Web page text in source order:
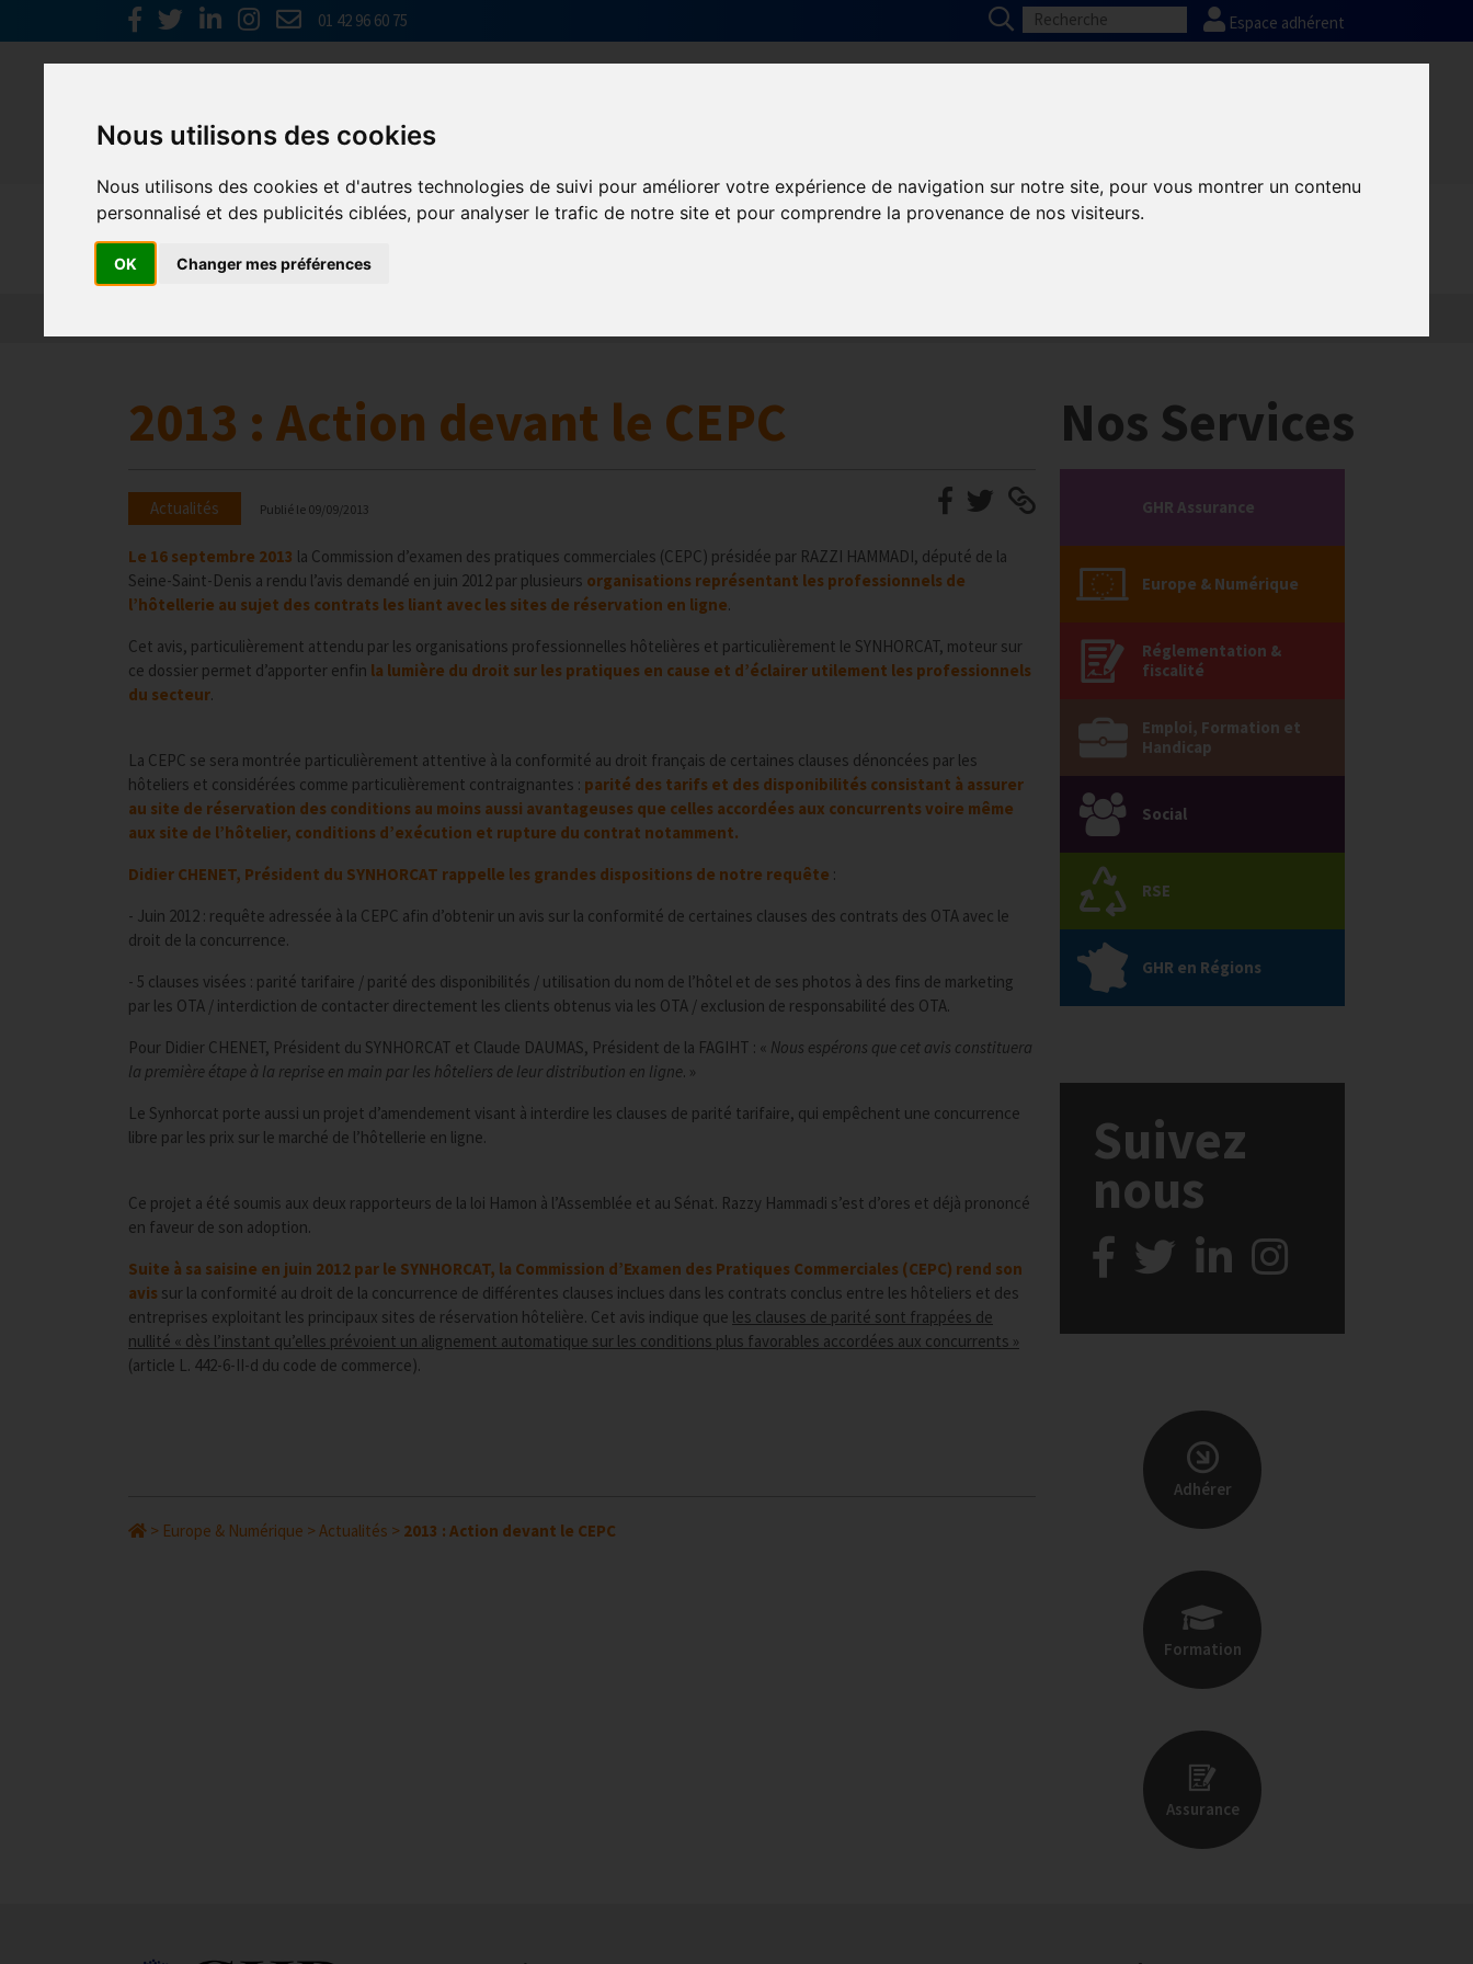
Nous utilisons des cookies
Nous utilisons des cookies et d'autres technologies de suivi pour améliorer votre expérience de navigation sur notre site, pour vous montrer un contenu
personnalisé et des publicités ciblées, pour analyser le trafic de notre site et pour comprendre la provenance de nos visiteurs.
OK Changer mes préférences
01 42 96 60 75 Espace adhérent
Europe & Numérique
2013 : Action devant le CEPC
Actualités Publié le 09/09/2013
Le 16 septembre 2013 la Commission d’examen des pratiques commerciales (CEPC) présidée par RAZZI HAMMADI, député de la
Seine-Saint-Denis a rendu l’avis demandé en juin 2012 par plusieurs organisations représentant les professionnels de
l’hôtellerie au sujet des contrats les liant avec les sites de réservation en ligne.
Cet avis, particulièrement attendu par les organisations professionnelles hôtelières et particulièrement le SYNHORCAT, moteur sur
ce dossier permet d’apporter enfin la lumière du droit sur les pratiques en cause et d’éclairer utilement les professionnels
du secteur.
La CEPC se sera montrée particulièrement attentive à la conformité au droit français de certaines clauses dénoncées par les
hôteliers et considérées comme particulièrement contraignantes : parité des tarifs et des disponibilités consistant à assurer
au site de réservation des conditions au moins aussi avantageuses que celles accordées aux concurrents voire même
aux site de l’hôtelier, conditions d’exécution et rupture du contrat notamment.
Didier CHENET, Président du SYNHORCAT rappelle les grandes dispositions de notre requête :
- Juin 2012 : requête adressée à la CEPC afin d’obtenir un avis sur la conformité de certaines clauses des contrats des OTA avec le
droit de la concurrence.
- 5 clauses visées : parité tarifaire / parité des disponibilités / utilisation du nom de l’hôtel et de ses photos à des fins de marketing
par les OTA / interdiction de contacter directement les clients obtenus via les OTA / exclusion de responsabilité des OTA.
Pour Didier CHENET, Président du SYNHORCAT et Claude DAUMAS, Président de la FAGIHT : « Nous espérons que cet avis constituera
la première étape à la reprise en main par les hôteliers de leur distribution en ligne. »
Le Synhorcat porte aussi un projet d’amendement visant à interdire les clauses de parité tarifaire, qui empêchent une concurrence
libre par les prix sur le marché de l’hôtellerie en ligne.
Ce projet a été soumis aux deux rapporteurs de la loi Hamon à l’Assemblée et au Sénat. Razzy Hammadi s’est d’ores et déjà prononcé
en faveur de son adoption.
Suite à sa saisine en juin 2012 par le SYNHORCAT, la Commission d’Examen des Pratiques Commerciales (CEPC) rend son
avis sur la conformité au droit de la concurrence de différentes clauses inclues dans les contrats conclus entre les hôteliers et des
entreprises exploitant les principaux sites de réservation hôtelière. Cet avis indique que les clauses de parité sont frappées de
nullité « dès l’instant qu’elles prévoient un alignement automatique sur les conditions plus favorables accordées aux concurrents »
(article L. 442-6-II-d du code de commerce).
> Europe & Numérique >Actualités > 2013 : Action devant le CEPC
Nos Services
GHR Assurance
Europe & Numérique
Réglementation &
fiscalité
Emploi, Formation et
Handicap
Social
RSE
GHR en Régions
Suivez
nous
Adhérer
Formation
Assurance